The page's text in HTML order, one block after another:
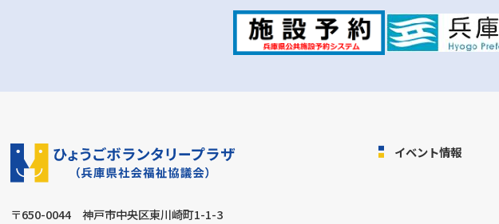
〒650-0044 神戸市中央区東川崎町1-1-3
イベント情報